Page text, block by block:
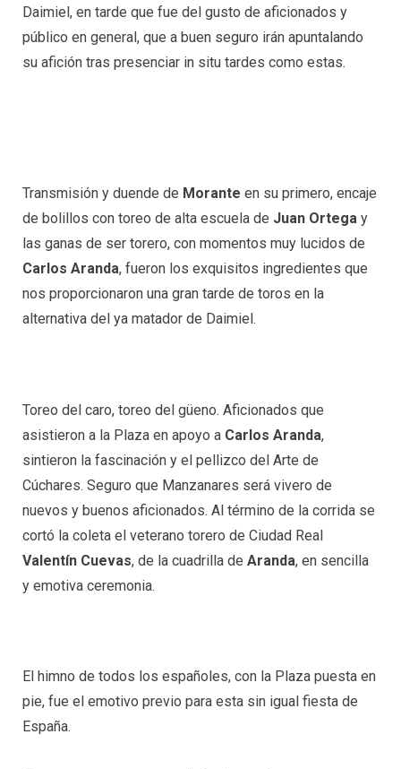
Daimiel, en tarde que fue del gusto de aficionados y
público en general, que a buen seguro irán apuntalando
su afición tras presenciar in situ tardes como estas.
Transmisión y duende de Morante en su primero, encaje
de bolillos con toreo de alta escuela de Juan Ortega y
las ganas de ser torero, con momentos muy lucidos de
Carlos Aranda, fueron los exquisitos ingredientes que
nos proporcionaron una gran tarde de toros en la
alternativa del ya matador de Daimiel.
Toreo del caro, toreo del güeno. Aficionados que
asistieron a la Plaza en apoyo a Carlos Aranda,
sintieron la fascinación y el pellizco del Arte de
Cúchares. Seguro que Manzanares será vivero de
nuevos y buenos aficionados. Al término de la corrida se
cortó la coleta el veterano torero de Ciudad Real
Valentín Cuevas, de la cuadrilla de Aranda, en sencilla
y emotiva ceremonia.
El himno de todos los españoles, con la Plaza puesta en
pie, fue el emotivo previo para esta sin igual fiesta de
España.